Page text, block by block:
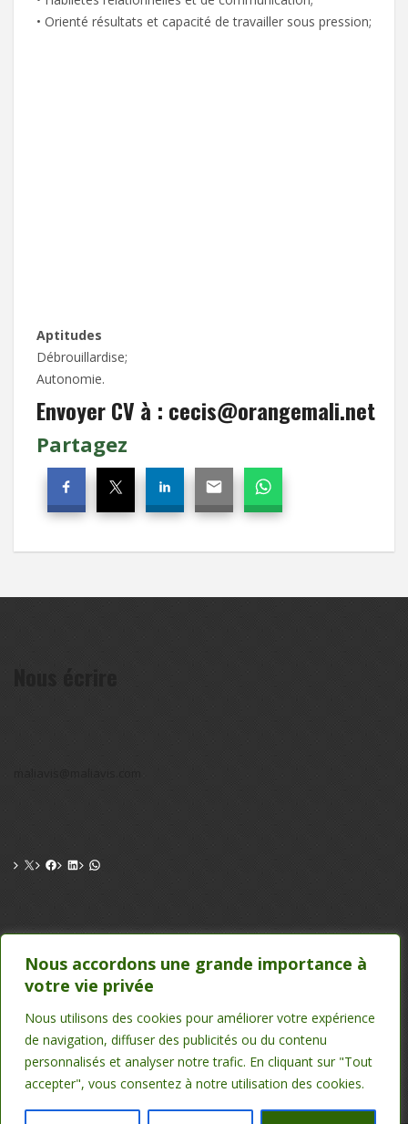
Nous accordons une grande importance à
votre vie privée
Nous utilisons des cookies pour améliorer votre expérience
de navigation, diffuser des publicités ou du contenu
personnalisés et analyser notre trafic. En cliquant sur "Tout
accepter", vous consentez à notre utilisation des cookies.
• Orienté résultats et capacité de travailler sous pression;
Aptitudes
Débrouillardise;
Autonomie.
Envoyer CV à : cecis@orangemali.net
Partagez
CONTACT
TEL : 20 22 39 24 , 75 50 00 26